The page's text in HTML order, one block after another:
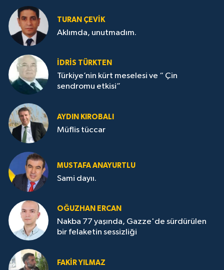
TURAN ÇEVİK
Aklımda, unutmadım.
İDRİS TÜRKTEN
Türkiye’nin kürt meselesi ve “ Çin
sendromu etkisi”
AYDIN KIROBALI
Müflis tüccar
MUSTAFA ANAYURTLU
Sami dayıı.
OĞUZHAN ERCAN
Nakba 77 yaşında, Gazze'de sürdürülen
bir felaketin sessizliği
FAKİR YILMAZ